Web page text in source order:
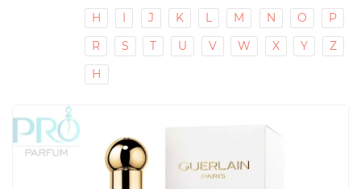
H
I J K L M N O
P
R
S T U V W X Y
Z
Н